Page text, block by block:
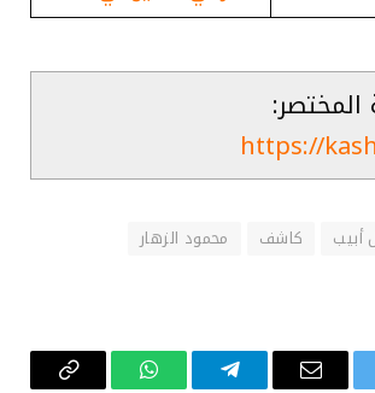
المختصر:
https://
أبيب كاشف
محمود الزهار
البريد تيلقرام واتساب Copy